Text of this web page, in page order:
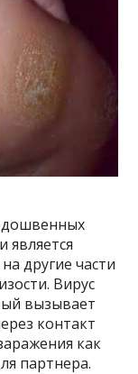
является
другие части
Вирус
вызывает
контакт
как
партнера.